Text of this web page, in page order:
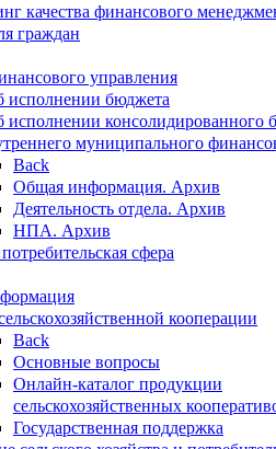
качества финансового
граждан
управления
исполнении бюджета
исполнении консолидированного
муниципального
Back
Общая информация. Архив
Деятельность отдела. Архив
НПА. Архив
сфера
кооперации
Back
Основные вопросы
Онлайн-каталог продукции
сельскохозяйственных
Государственная поддержка